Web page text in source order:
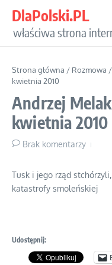
DlaPolski.PL
właściwa strona
Strona główna / Rozmowa /
kwietnia 2010
Andrzej
kwietnia 2010
Brak komentarzy
Tusk i jego rząd
katastrofy smoleńskiej
Udostępnij: